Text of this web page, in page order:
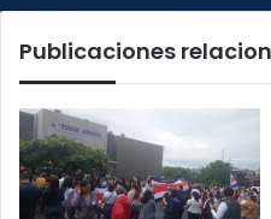
Publicaciones